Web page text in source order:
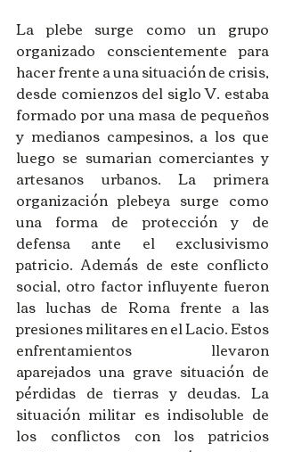
La plebe surge como un grupo
organizado conscientemente para
hacer frente a una situación de crisis,
desde comienzos del siglo V. estaba
formado por una masa de pequeños
y medianos campesinos, a los que
luego se sumarian comerciantes y
artesanos urbanos. La primera
organización plebeya surge como
una forma de protección y de
defensa ante el exclusivismo
patricio. Además de este conflicto
social, otro factor influyente fueron
las luchas de Roma frente a las
presiones militares en el Lacio. Estos
enfrentamientos llevaron
aparejados una grave situación de
pérdidas de tierras y deudas. La
situación militar es indisoluble de
los conflictos con los patricios